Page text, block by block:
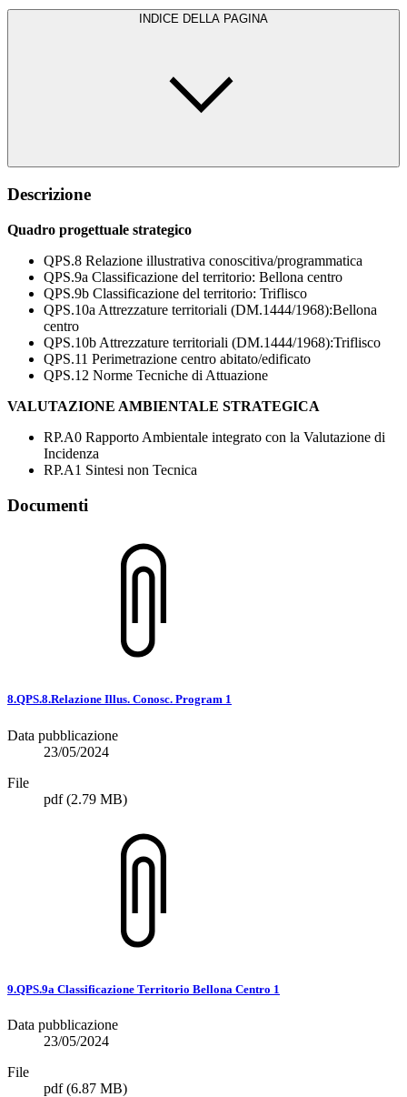
INDICE DELLA PAGINA
Descrizione
Quadro progettuale strategico
QPS.8 Relazione illustrativa conoscitiva/programmatica
QPS.9a Classificazione del territorio: Bellona centro
QPS.9b Classificazione del territorio: Triflisco
QPS.10a Attrezzature territoriali (DM.1444/1968):Bellona
centro
QPS.10b Attrezzature territoriali (DM.1444/1968):Triflisco
QPS.11 Perimetrazione centro abitato/edificato
QPS.12 Norme Tecniche di Attuazione
VALUTAZIONE AMBIENTALE STRATEGICA
RP.A0 Rapporto Ambientale integrato con la Valutazione di
Incidenza
RP.A1 Sintesi non Tecnica
Documenti
8.QPS.8.Relazione Illus. Conosc. Program 1
Data pubblicazione
23/05/2024
File
pdf(2.79 MB)
9.QPS.9a Classificazione Territorio Bellona Centro 1
Data pubblicazione
23/05/2024
File
pdf(6.87 MB)